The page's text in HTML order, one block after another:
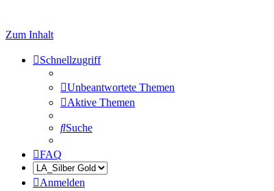
Zum Inhalt
Schnellzugriff
Unbeantwortete Themen
Aktive Themen
Suche
FAQ
Anmelden